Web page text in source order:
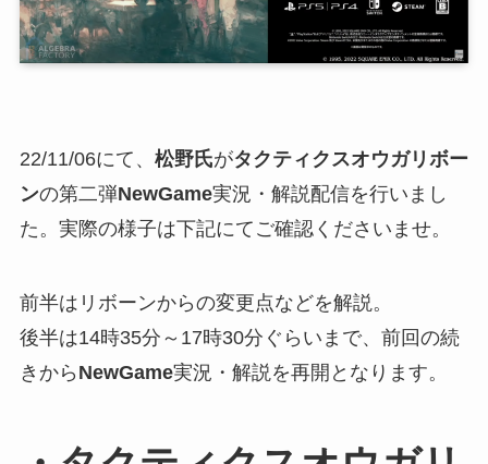
22/11/06にて、 松野氏がタクティクスオウガリボー
ンの第二弾NewGame実況・解説配信を行いまし
た。実際の様子は下記にてご確認くださいませ。
前半はリボーンからの変更点などを解説。
後半は14時35分～17時30分ぐらいまで、前回の続
きから NewGame実況・解説を再開となります。